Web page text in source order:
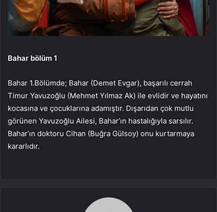
Bahar bölüm 1
Bahar 1.Bölümde; Bahar (Demet Evgar), başarılı cerrah
Timur Yavuzoğlu (Mehmet Yılmaz Ak) ile evlidir ve hayatını
kocasına ve çocuklarına adamıştır. Dışarıdan çok mutlu
görünen Yavuzoğlu Ailesi, Bahar’ın hastalığıyla sarsılır.
Bahar’ın doktoru Cihan (Buğra Gülsoy) onu kurtarmaya
kararlıdır.